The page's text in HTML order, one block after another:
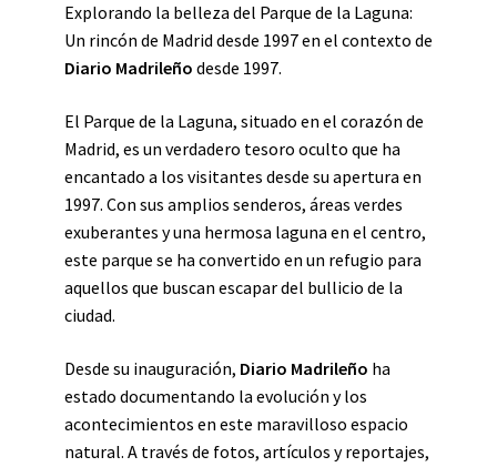
Explorando la belleza del Parque de la Laguna:
Un rincón de Madrid desde 1997 en el contexto de
Diario Madrileño desde 1997.
El Parque de la Laguna, situado en el corazón de
Madrid, es un verdadero tesoro oculto que ha
encantado a los visitantes desde su apertura en
1997. Con sus amplios senderos, áreas verdes
exuberantes y una hermosa laguna en el centro,
este parque se ha convertido en un refugio para
aquellos que buscan escapar del bullicio de la
ciudad.
Desde su inauguración, Diario Madrileño ha
estado documentando la evolución y los
acontecimientos en este maravilloso espacio
natural. A través de fotos, artículos y reportajes,